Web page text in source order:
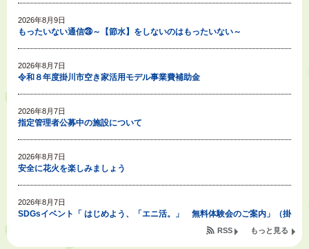
2026年8月9日
もったいない通信㉘～【節水】をしないのはもったいない～
2026年8月7日
令和８年度掛川市空き家活用モデル事業費補助金
2026年8月7日
指定管理者公募中の施設について
2026年8月7日
安全に花火を楽しみましょう
2026年8月7日
SDGsイベント「 はじめよう、「エニ活。」 無料体験会のご案内」（掛
もっと見る
RSS